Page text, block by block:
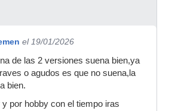
el 19/01/2026
de las 2 versiones suena bien,ya
o agudos es que no suena,la
bien.
por hobby con el tiempo iras